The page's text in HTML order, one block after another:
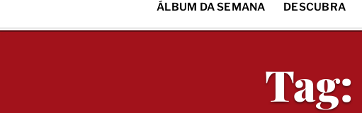
ÁLBUM DA SEMANA DESCUBRA
Tag: